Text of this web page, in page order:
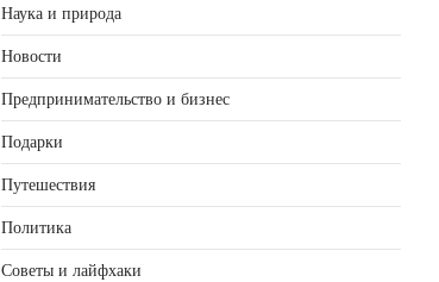
Наука и природа
Новости
Предпринимательство и бизнес
Подарки
Путешествия
Политика
Советы и лайфхаки